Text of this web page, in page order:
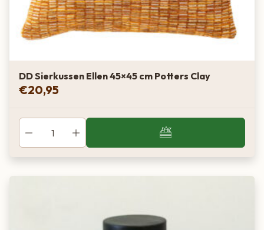
DD Sierkussen Ellen 45×45 cm Potters Clay
€20,95